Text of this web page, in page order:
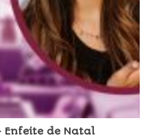
Enfeite de Natal